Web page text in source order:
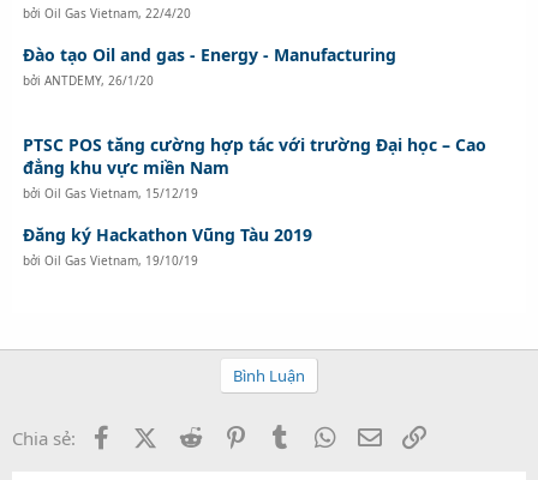
bởi Oil Gas Vietnam, 22/4/20
Đào tạo Oil and gas - Energy - Manufacturing
bởi ANTDEMY, 26/1/20
PTSC POS tăng cường hợp tác với trường Đại học – Cao
đẳng khu vực miền Nam
bởi Oil Gas Vietnam, 15/12/19
Đăng ký Hackathon Vũng Tàu 2019
bởi Oil Gas Vietnam, 19/10/19
Bình Luận
Chia sẻ: FacebookX (Twitter)
Reddit PinterestTumblr WhatsApp
Email